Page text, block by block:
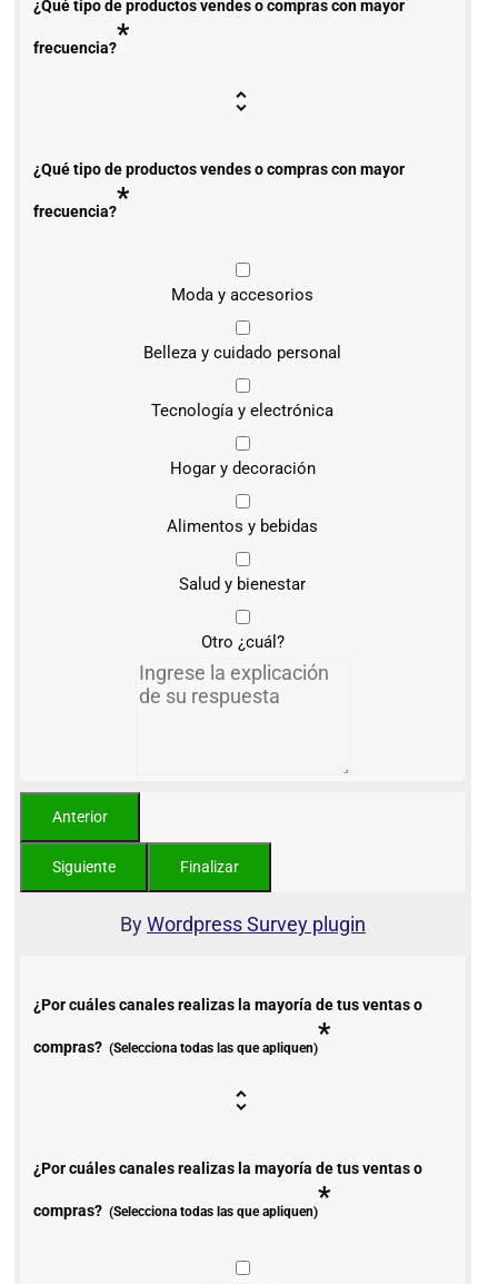
¿Qué tipo de productos vendes o compras con mayor
frecuencia?*
¿Qué tipo de productos vendes o compras con mayor
frecuencia?*
Moda y accesorios
Belleza y cuidado personal
Tecnología y electrónica
Hogar y decoración
Alimentos y bebidas
Salud y bienestar
Otro ¿cuál?
ByWordpress Survey plugin
¿Por cuáles canales realizas la mayoría de tus ventas o
compras? (Selecciona todas las que apliquen)*
¿Por cuáles canales realizas la mayoría de tus ventas o
compras? (Selecciona todas las que apliquen)*